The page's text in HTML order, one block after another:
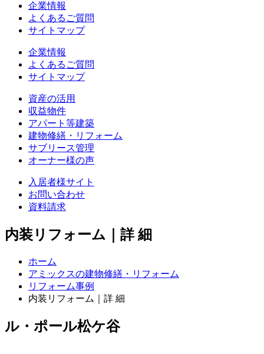
企業情報
よくあるご質問
サイトマップ
企業情報
よくあるご質問
サイトマップ
資産の活用
収益物件
アパート等建築
建物修繕・リフォーム
サブリース管理
オーナー様の声
入居者様サイト
お問い合わせ
資料請求
内装リフォーム｜詳 細
ホーム
アミックスの建物修繕・リフォーム
リフォーム事例
内装リフォーム｜詳 細
ル・ポール松ケ谷